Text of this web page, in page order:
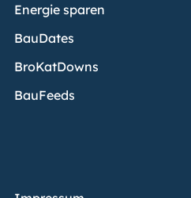
Energie sparen
BauDates
BroKatDowns
BauFeeds